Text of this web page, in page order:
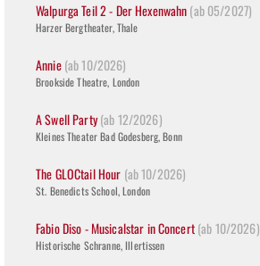
Walpurga Teil 2 - Der Hexenwahn(ab 05/2027)
Harzer Bergtheater, Thale
Annie(ab 10/2026)
Brookside Theatre, London
A Swell Party(ab 12/2026)
Kleines Theater Bad Godesberg, Bonn
The GLOCtail Hour (ab 10/2026)
St. Benedicts School, London
Fabio Diso - Musicalstar in Concert(ab 10/2026)
Historische Schranne, Illertissen